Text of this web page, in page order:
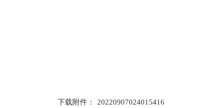
下载附件： 20220907024015416